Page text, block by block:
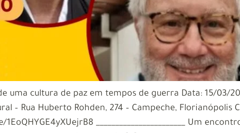
uma cultura de paz em tempos de guerra Data: 15/03/
– Rua Huberto Rohden, 274 – Campeche, Florianópolis
_______________________ Um